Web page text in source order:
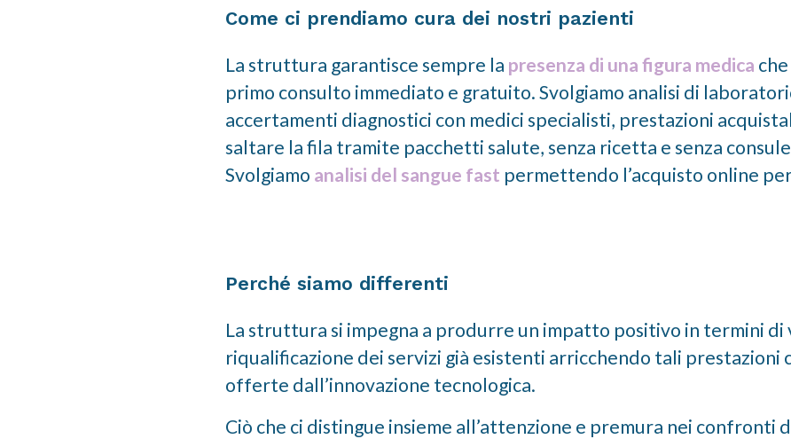
Come ci prendiamo cura dei nostri pazienti
La struttura garantisce sempre la presenza di una figura medica
primo consulto immediato e gratuito. Svolgiamo analisi di
accertamenti diagnostici con medici specialisti, prestazioni
saltare la fila tramite pacchetti salute, senza ricetta e senza
Svolgiamo analisi del sangue fast permettendo l’acquisto online
Perché siamo differenti
La struttura si impegna a produrre un impatto positivo in termini di
riqualificazione dei servizi già esistenti arricchendo tali prestazioni
offerte dall’innovazione tecnologica.
Ciò che ci distingue insieme all’attenzione e premura nei confronti